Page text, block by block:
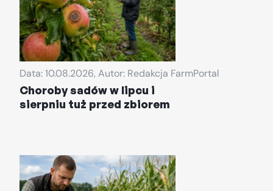
Data: 10.08.2026, Autor: Redakcja FarmPortal
Choroby sadów w lipcu i
sierpniu tuż przed zbiorem